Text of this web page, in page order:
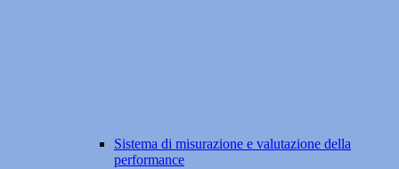
Sistema di misurazione e valutazione della
performance